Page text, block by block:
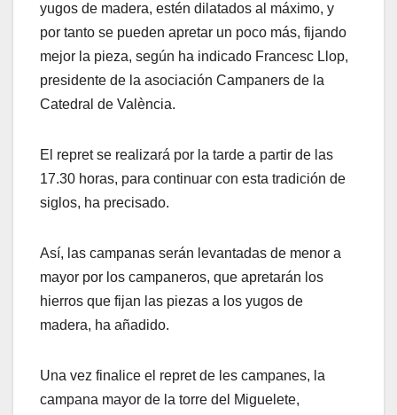
yugos de madera, estén dilatados al máximo, y
por tanto se pueden apretar un poco más, fijando
mejor la pieza, según ha indicado Francesc Llop,
presidente de la asociación Campaners de la
Catedral de València.
El repret se realizará por la tarde a partir de las
17.30 horas, para continuar con esta tradición de
siglos, ha precisado.
Así, las campanas serán levantadas de menor a
mayor por los campaneros, que apretarán los
hierros que fijan las piezas a los yugos de
madera, ha añadido.
Una vez finalice el repret de les campanes, la
campana mayor de la torre del Miguelete,